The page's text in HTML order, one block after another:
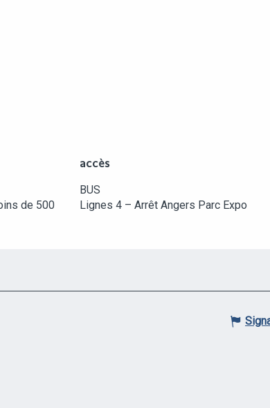
de 500
ACCÈS
ACCÈS
BUS
Lignes 4 – Arrêt Angers Parc Expo